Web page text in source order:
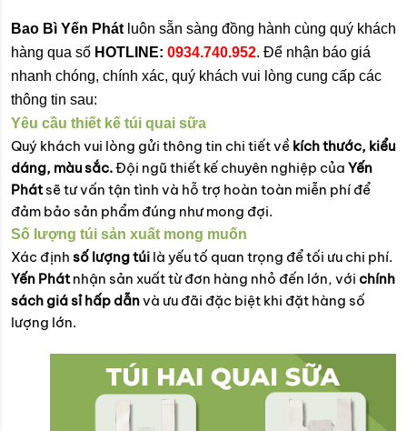
Bao Bì Yến Phát luôn sẵn sàng đồng hành cùng quý khách
hàng qua số HOTLINE: 0934.740.952. Để nhận báo giá
nhanh chóng, chính xác, quý khách vui lòng cung cấp các
thông tin sau:
Yêu cầu thiết kế túi quai sữa
Quý khách vui lòng gửi thông tin chi tiết về kích thước, kiểu
dáng, màu sắc.Đội ngũ thiết kế chuyên nghiệp của Yến
Phátsẽ tư vấn tận tình và hỗ trợ hoàn toàn miễn phí để
đảm bảo sản phẩm đúng như mong đợi.
Số lượng túi sản xuất mong muốn
Xác định số lượng túi là yếu tố quan trọng để tối ưu chi phí.
Yến Phátnhận sản xuất từ đơn hàng nhỏ đến lớn, với chính
sách giá sỉ hấp dẫnvà ưu đãi đặc biệt khi đặt hàng số
lượng lớn.